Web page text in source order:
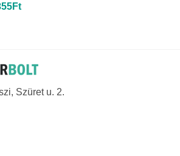
FtÁrtartomány:
Szüret u. 2.